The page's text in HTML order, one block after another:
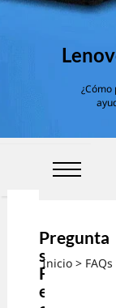
Inicio > FAQs
¿Cómo
Pregunta
s
Frecuent
es sobre